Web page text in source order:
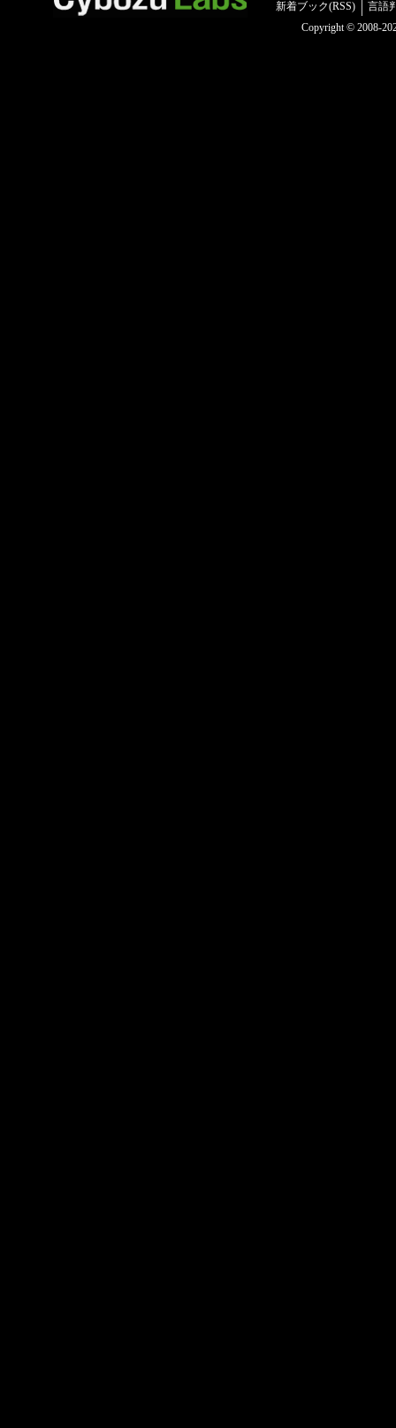
新着ブック(RSS)
言語
Copyright © 2008-